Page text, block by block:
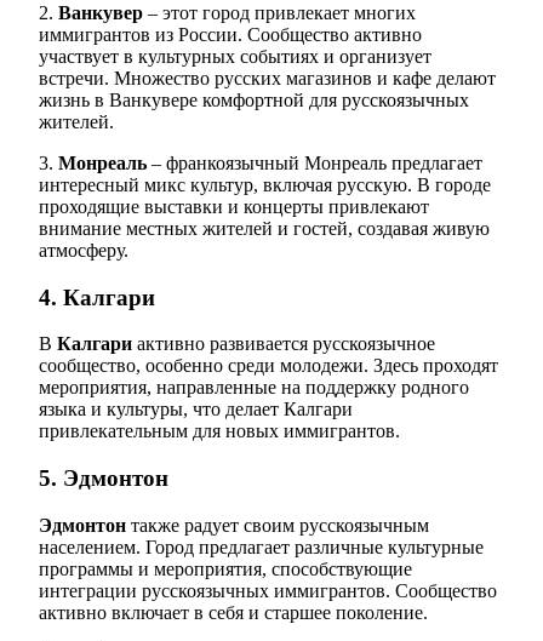
2. Ванкувер – этот город привлекает многих
иммигрантов из России. Сообщество активно
участвует в культурных событиях и организует
встречи. Множество русских магазинов и кафе делают
жизнь в Ванкувере комфортной для русскоязычных
жителей.
3. Монреаль – франкоязычный Монреаль предлагает
интересный микс культур, включая русскую. В городе
проходящие выставки и концерты привлекают
внимание местных жителей и гостей, создавая живую
атмосферу.
4. Калгари
В Калгари активно развивается русскоязычное
сообщество, особенно среди молодежи. Здесь проходят
мероприятия, направленные на поддержку родного
языка и культуры, что делает Калгари
привлекательным для новых иммигрантов.
5. Эдмонтон
Эдмонтон также радует своим русскоязычным
населением. Город предлагает различные культурные
программы и мероприятия, способствующие
интеграции русскоязычных иммигрантов. Сообщество
активно включает в себя и старшее поколение.